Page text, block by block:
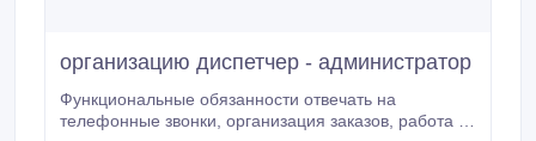
организацию диспетчер - администратор
Функциональные обязанности отвечать на
телефонные звонки, организация заказов, работа со